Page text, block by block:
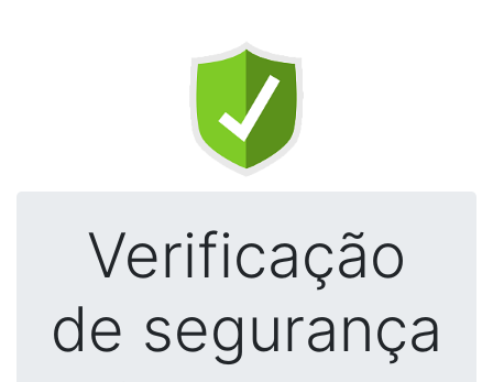
Verificação
de segurança